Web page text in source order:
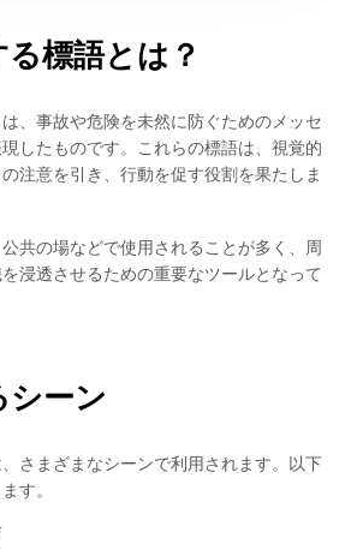
標語とは？
、事故や危険を未然に防ぐためのメッセ
したものです。これらの標語は、視覚的
注意を引き、行動を促す役割を果たしま
共の場などで使用されることが多く、周
浸透させるための重要なツールとなって
シーン
さまざまなシーンで利用されます。以下
す。